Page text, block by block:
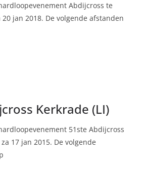
Abdijcross te
20 jan 2018. De volgende afstanden
Kerkrade (LI)
51ste Abdijcross
17 jan 2015. De volgende